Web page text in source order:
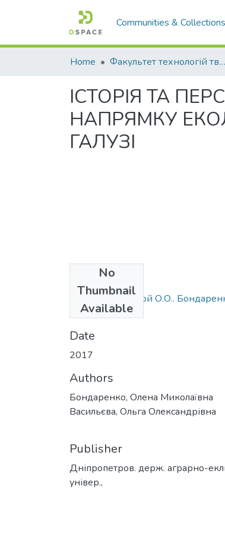
Communities & Collections
Home Факультет технологій тваринництва та продовольства
ІСТОРІЯ ТА
НАПРЯМКУ
ГАЛУЗІ
No
Thumbnail
Available
Стаття Васильєвой О.О..
(1).doc(77 KB)
Date
2017
Authors
Бондаренко, Олена Миколаївна
Васильєва, Ольга Олександрівна
Publisher
Дніпропетров. держ. аграрно-
універ.,